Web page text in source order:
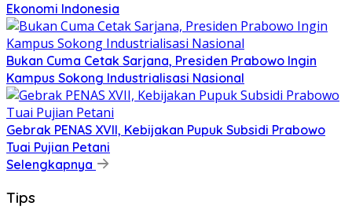
Ekonomi Indonesia
Bukan Cuma Cetak Sarjana, Presiden Prabowo Ingin
Kampus Sokong Industrialisasi Nasional
Gebrak PENAS XVII, Kebijakan Pupuk Subsidi Prabowo
Tuai Pujian Petani
Selengkapnya
Tips